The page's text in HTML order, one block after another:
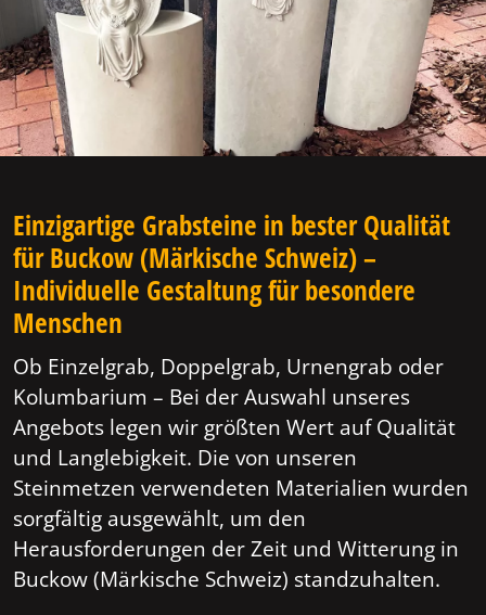
Einzigartige Grabsteine in bester Qualität
für Buckow (Märkische Schweiz) –
Individuelle Gestaltung für besondere
Menschen
Ob Einzelgrab, Doppelgrab, Urnengrab oder
Kolumbarium – Bei der Auswahl unseres
Angebots legen wir größten Wert auf Qualität
und Langlebigkeit. Die von unseren
Steinmetzen verwendeten Materialien wurden
sorgfältig ausgewählt, um den
Herausforderungen der Zeit und Witterung in
Buckow (Märkische Schweiz) standzuhalten.